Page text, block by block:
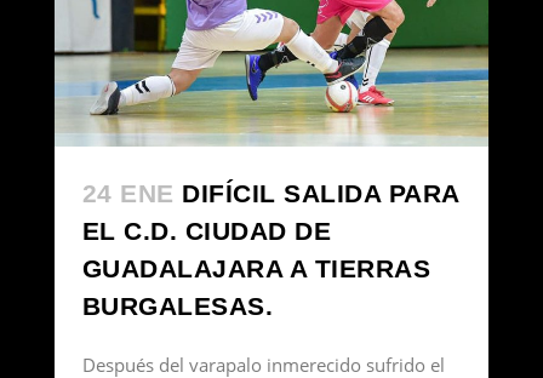
24 ENE DIFÍCIL SALIDA PARA
EL C.D. CIUDAD DE
GUADALAJARA A TIERRAS
BURGALESAS.
Después del varapalo inmerecido sufrido el